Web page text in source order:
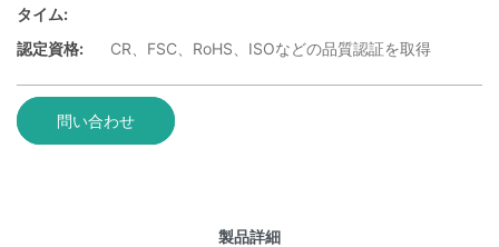
タイム:
認定資格: CR、FSC、RoHS、ISOなどの品質認証を取得
問い合わせ
製品詳細